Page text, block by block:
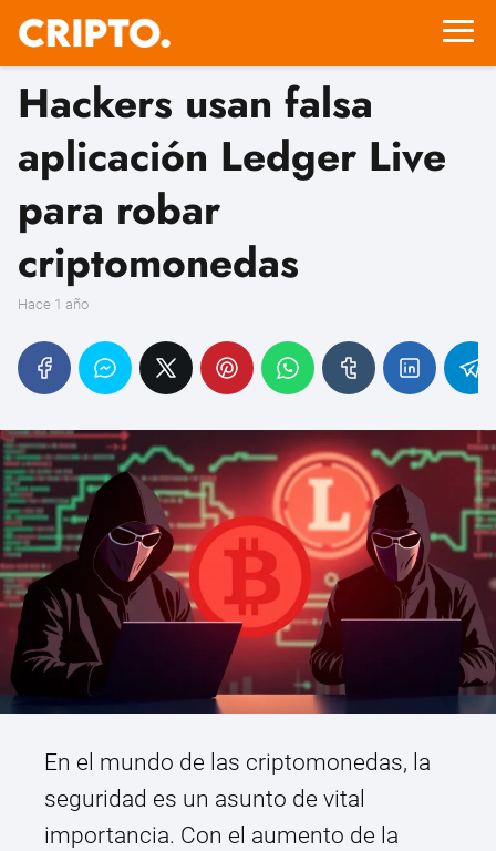
Hackers usan falsa
aplicación Ledger Live
para robar
criptomonedas
hace 1 año
En el mundo de las criptomonedas, la
seguridad es un asunto de vital
importancia. Con el aumento de la